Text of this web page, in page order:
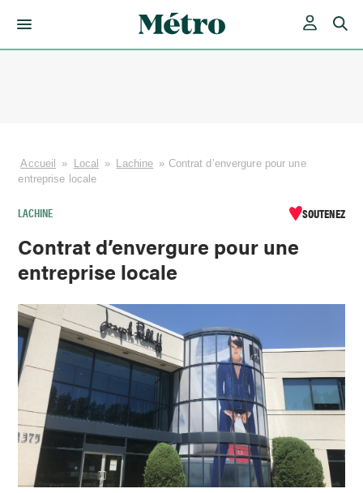
Accueil » Local » Lachine » Contrat d’envergure pour une
entreprise locale
LACHINE SOUTENEZ
Contrat d’envergure pour une
entreprise locale